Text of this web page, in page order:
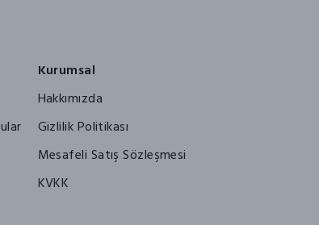
Kurumsal
Hakkımızda
Gizlilik Politikası
Mesafeli Satış Sözleşmesi
KVKK